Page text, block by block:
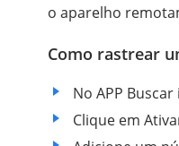
o aparelho
Como rastrear
No APP
Clique em